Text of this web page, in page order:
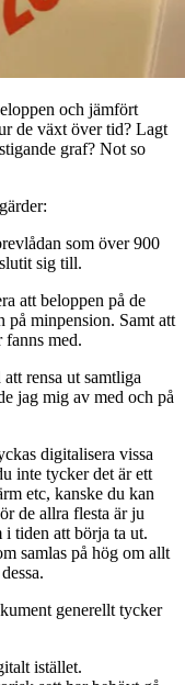
och jämfört
de växt över tid? Lagt
graf? Not so
som över 900
sig till.
att beloppen på de
på minpension. Samt att
fanns med.
rensa ut samtliga
jag mig av med och på
digitalisera vissa
inte tycker det är ett
etc, kanske du kan
de allra flesta är ju
tiden att börja ta ut.
samlas på hög om allt
generellt tycker
istället.